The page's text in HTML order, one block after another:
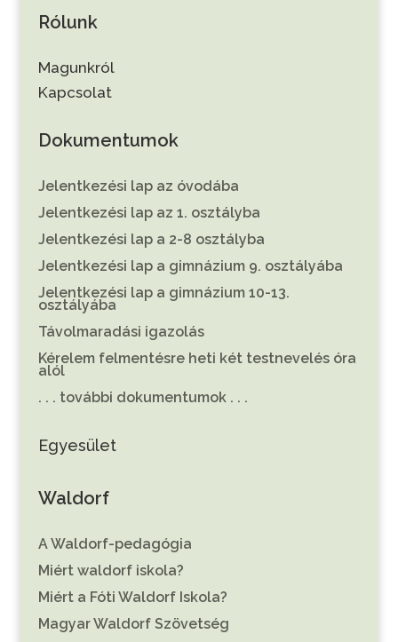
Rólunk
Magunkról
Kapcsolat
Dokumentumok
Jelentkezési lap az óvodába
Jelentkezési lap az 1. osztályba
Jelentkezési lap a 2-8 osztályba
Jelentkezési lap a gimnázium 9. osztályába
Jelentkezési lap a gimnázium 10-13.
osztályába
Távolmaradási igazolás
Kérelem felmentésre heti két testnevelés óra
alól
. . . további dokumentumok . . .
Egyesület
Waldorf
A Waldorf-pedagógia
Miért waldorf iskola?
Miért a Fóti Waldorf Iskola?
Magyar Waldorf Szövetség